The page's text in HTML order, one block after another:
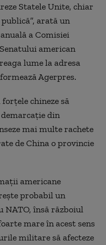
Statele Unite, chiar
arată un
a Comisiei
american
lume la adresa
Agerpres.
chineze să
din
mai multe rachete
de China o provincie
americane
probabil un
NATO, însă războiul
mare în acest sens
militare să afecteze